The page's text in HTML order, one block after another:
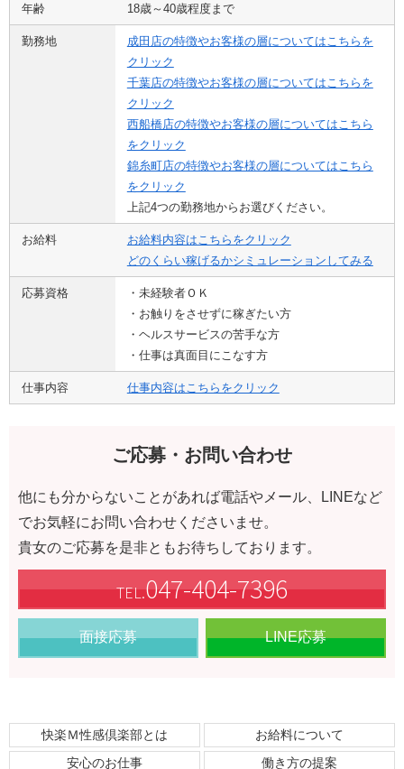
年齢 18歳～40歳程度まで
勤務地
成田店の特徴やお客様の層についてはこちらを
クリック
千葉店の特徴やお客様の層についてはこちらを
クリック
西船橋店の特徴やお客様の層についてはこちら
をクリック
錦糸町店の特徴やお客様の層についてはこちら
をクリック
上記4つの勤務地からお選びください。
お給料
お給料内容はこちらをクリック
どのくらい稼げるかシミュレーションしてみる
応募資格
・未経験者ＯＫ
・お触りをさせずに稼ぎたい方
・ヘルスサービスの苦手な方
・仕事は真面目にこなす方
仕事内容 仕事内容はこちらをクリック
ご応募・お問い合わせ
他にも分からないことがあれば電話やメール、LINEなど
でお気軽にお問い合わせくださいませ。
貴女のご応募を是非ともお待ちしております。
TEL.047-404-7396
面接応募 LINE応募
快楽Ｍ性感倶楽部とは
お給料について
安心のお仕事
働き方の提案